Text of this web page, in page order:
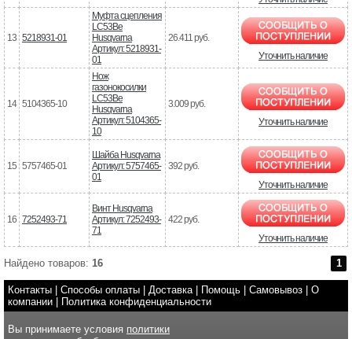
13 5218931-01
Муфта сцепления
LC53Be
Husqvarna
Артикул: 5218931-
01
26.411 руб.
Уточнить наличие
14 5104365-10
Нож
газонокосилки
LC53Be
Husqvarna
Артикул: 5104365-
10
3.009 руб.
Уточнить наличие
15 5757465-01
Шайба Husqvarna
Артикул: 5757465-
01
392 руб.
Уточнить наличие
16 7252493-71
Винт Husqvarna
Артикул: 7252493-
71
422 руб.
Уточнить наличие
Найдено товаров: 16 1
Контакты Способы оплаты Доставка| Помощь Самовывоз
О
компании
Политика конфиденциальности
Вы принимаете условия политики